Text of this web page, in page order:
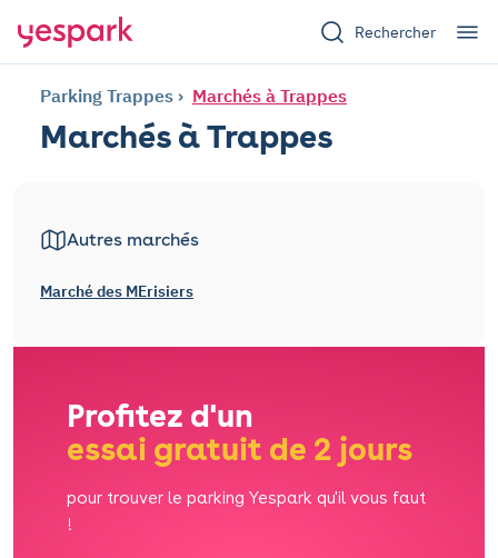
Rechercher
Parking Trappes Marchés à Trappes
Marchés à Trappes
Autres marchés
Marché des MErisiers
Profitez d'un
essai gratuit de 2 jours
pour trouver le parking Yespark qu'il vous faut
!